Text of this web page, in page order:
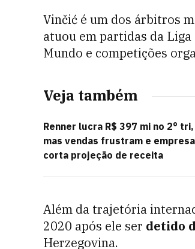
Vinčić é um dos árbitros
atuou em partidas da
Mundo e competições
Veja também
Renner lucra R$ 397 mi no 2° tri,
mas vendas frustram e empresa
corta projeção de receita
Além da trajetória
2020 após ele ser detido
Herzegovina.